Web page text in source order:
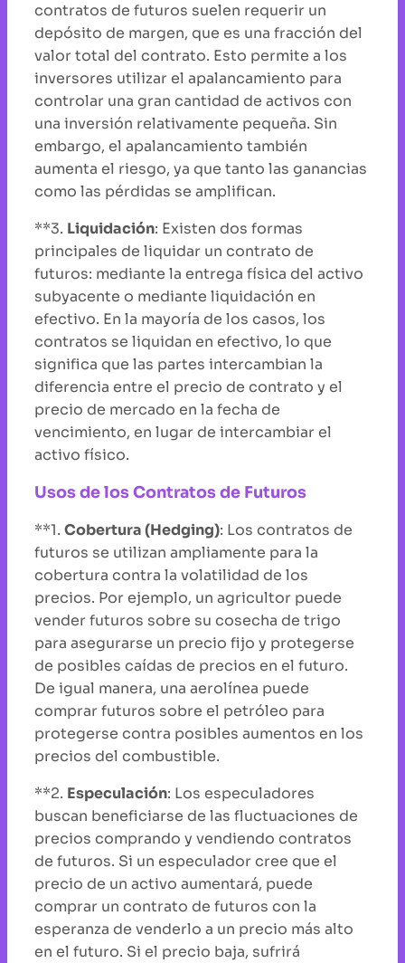
contratos de futuros suelen requerir un
depósito de margen, que es una fracción del
valor total del contrato. Esto permite a los
inversores utilizar el apalancamiento para
controlar una gran cantidad de activos con
una inversión relativamente pequeña. Sin
embargo, el apalancamiento también
aumenta el riesgo, ya que tanto las ganancias
como las pérdidas se amplifican.
**3. Liquidación: Existen dos formas
principales de liquidar un contrato de
futuros: mediante la entrega física del activo
subyacente o mediante liquidación en
efectivo. En la mayoría de los casos, los
contratos se liquidan en efectivo, lo que
significa que las partes intercambian la
diferencia entre el precio de contrato y el
precio de mercado en la fecha de
vencimiento, en lugar de intercambiar el
activo físico.
Usos de los Contratos de Futuros
**1. Cobertura (Hedging): Los contratos de
futuros se utilizan ampliamente para la
cobertura contra la volatilidad de los
precios. Por ejemplo, un agricultor puede
vender futuros sobre su cosecha de trigo
para asegurarse un precio fijo y protegerse
de posibles caídas de precios en el futuro.
De igual manera, una aerolínea puede
comprar futuros sobre el petróleo para
protegerse contra posibles aumentos en los
precios del combustible.
**2. Especulación: Los especuladores
buscan beneficiarse de las fluctuaciones de
precios comprando y vendiendo contratos
de futuros. Si un especulador cree que el
precio de un activo aumentará, puede
comprar un contrato de futuros con la
esperanza de venderlo a un precio más alto
en el futuro. Si el precio baja, sufrirá